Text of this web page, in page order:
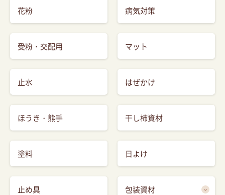
花粉 病気対策
受粉・交配用 マット
止水 はぜかけ
ほうき・熊手 干し柿資材
塗料 日よけ
止め具 包装資材